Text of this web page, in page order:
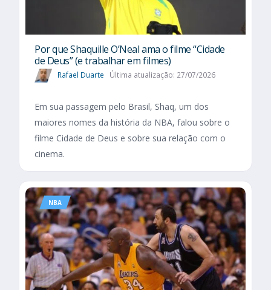
Por que Shaquille O’Neal ama o filme “Cidade
de Deus” (e trabalhar em filmes)
Rafael Duarte Última atualização: 27/07/2026
Em sua passagem pelo Brasil, Shaq, um dos
maiores nomes da história da NBA, falou sobre o
filme Cidade de Deus e sobre sua relação com o
cinema.
NBA